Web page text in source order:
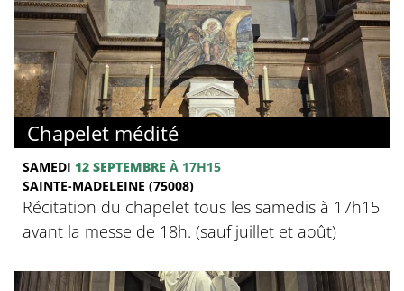
Chapelet médité
SAMEDI 12 SEPTEMBRE À 17H15
SAINTE-MADELEINE (75008)
Récitation du chapelet tous les samedis à 17h15
avant la messe de 18h. (sauf juillet et août)